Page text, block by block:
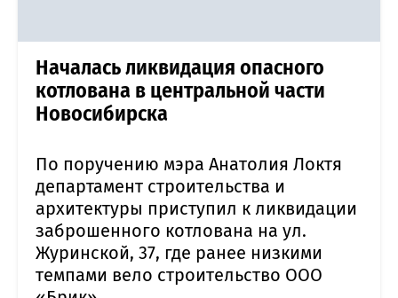
Началась ликвидация опасного
котлована в центральной части
Новосибирска
По поручению мэра Анатолия Локтя
департамент строительства и
архитектуры приступил к ликвидации
заброшенного котлована на ул.
Журинской, 37, где ранее низкими
темпами вело строительство ООО